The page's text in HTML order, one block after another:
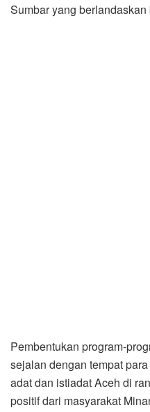
Sumbar yang
Pembentukan program-
sejalan dengan tempat
adat dan istiadat Aceh di
positif dari masyarakat